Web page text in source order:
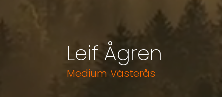
Leif Ågren
Medium Västerås